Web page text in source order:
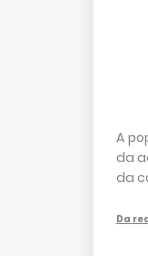
A
da
da
Da